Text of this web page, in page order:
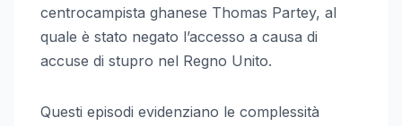
centrocampista ghanese Thomas Partey, al
quale è stato negato l’accesso a causa di
accuse di stupro nel Regno Unito.
Questi episodi evidenziano le complessità